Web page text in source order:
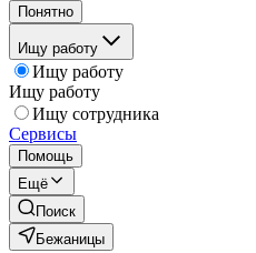
Понятно
Ищу работу
Ищу работу
Ищу работу
Ищу сотрудника
Сервисы
Помощь
Ещё
Поиск
Бежаницы